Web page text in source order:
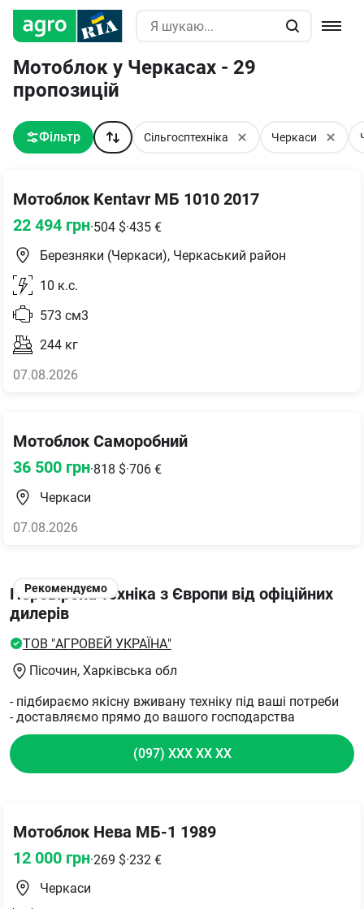
Мотоблок у Черкасах - 29
пропозицій
Фільтр Сільгосптехніка Черкаси
Мотоблок Kentavr МБ 1010 2017
22 494 грн·504 $·435 €
Березняки (Черкаси), Черкаський район
10 к.с.
573 см3
244 кг
07.08.2026
Мотоблок Саморобний
36 500 грн·818 $·706 €
Черкаси
07.08.2026
Мотоблок Нева МБ-1 1989
12 000 грн·269 $·232 €
Черкаси
Рекомендуємо
Перевірена техніка з Європи від офіційних
дилерів
ТОВ "АГРОВЕЙ УКРАЇНА"
Пісочин, Харківська обл
- підбираємо якісну вживану техніку під ваші потреби
- доставляємо прямо до вашого господарства
(097) XXX XX XX